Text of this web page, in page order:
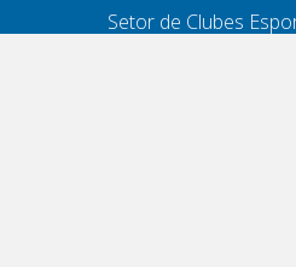
Setor de Clubes